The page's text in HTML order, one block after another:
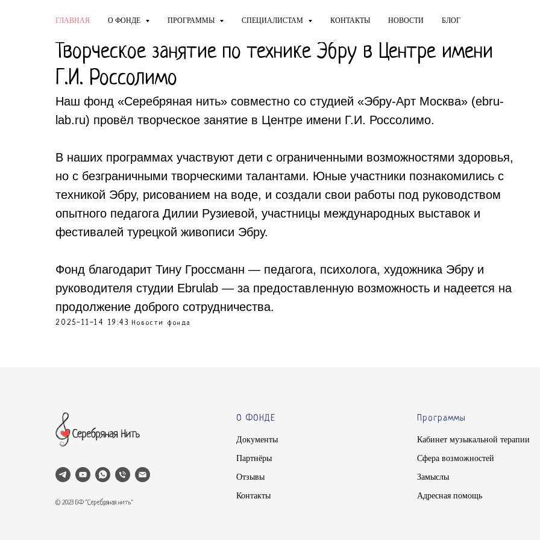
ГЛАВНАЯ О ФОНДЕ ПРОГРАММЫ СПЕЦИАЛИСТАМ КОНТАКТЫ НОВОСТИ БЛОГ
Творческое занятие по технике Эбру в Центре имени
Г.И. Россолимо
Наш фонд «Серебряная нить» совместно со студией «Эбру-Арт Москва» (ebru-
lab.ru) провёл творческое занятие в Центре имени Г.И. Россолимо.
В наших программах участвуют дети с ограниченными возможностями здоровья,
но с безграничными творческими талантами. Юные участники познакомились с
техникой Эбру, рисованием на воде, и создали свои работы под руководством
опытного педагога Дилии Рузиевой, участницы международных выставок и
фестивалей турецкой живописи Эбру.
Фонд благодарит Тину Гроссманн — педагога, психолога, художника Эбру и
руководителя студии Ebrulab — за предоставленную возможность и надеется на
продолжение доброго сотрудничества.
2025-11-14 19:43 Новости фонда
© 2023 БФ "Серебряная нить"
О ФОНДЕ
Документы
Партнёры
Отзывы
Контакты
Программы
Кабинет музыкальной терапии
Сфера возможностей
Замыслы
Адресная помощь